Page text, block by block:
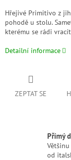
Hřejivé Primitivo z
pohodě u stolu.
kterému se rádi
Detailní informace
ZEPTAT SE
Přímý
od